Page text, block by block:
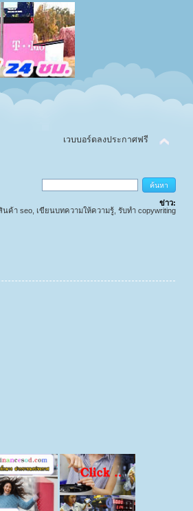
เวบบอร์ดลงประกาศฟรี
ข่าว:
ค้า seo, เขียนบทความให้ความรู้, รับทำ copywriting